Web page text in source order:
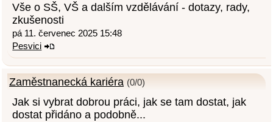
Vše o SŠ, VŠ a dalším vzdělávání - dotazy, rady,
zkušenosti
pá 11. červenec 2025 15:48
Pesvici
Zaměstnanecká kariéra (0/0)
Jak si vybrat dobrou práci, jak se tam dostat, jak
dostat přidáno a podobně...